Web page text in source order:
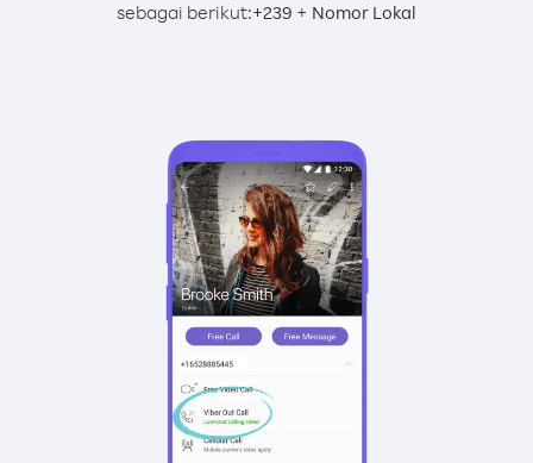
sebagai berikut:+239 + Nomor Lokal